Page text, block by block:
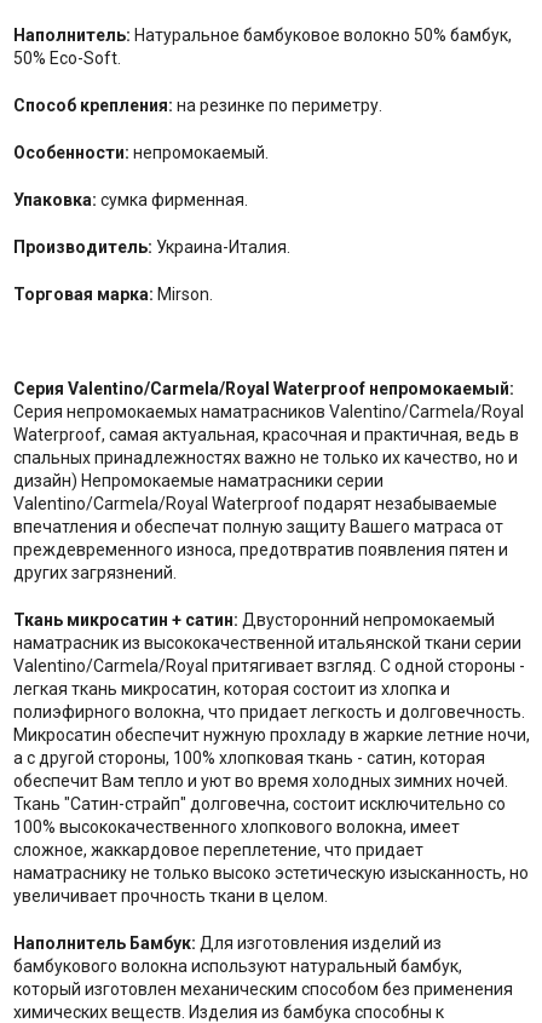
Наполнитель: Натуральное бамбуковое волокно 50% бамбук,
50% Eco-Soft.
Способ крепления: на резинке по периметру.
Особенности: непромокаемый.
Упаковка: сумка фирменная.
Производитель: Украина-Италия.
Торговая марка: Mirson.
Серия Valentino/Carmela/Royal Waterproof непромокаемый:
Серия непромокаемых наматрасников Valentino/Carmela/Royal
Waterproof, самая актуальная, красочная и практичная, ведь в
спальных принадлежностях важно не только их качество, но и
дизайн) Непромокаемые наматрасники серии
Valentino/Carmela/Royal Waterproof подарят незабываемые
впечатления и обеспечат полную защиту Вашего матраса от
преждевременного износа, предотвратив появления пятен и
других загрязнений.
Ткань микросатин + сатин: Двусторонний непромокаемый
наматрасник из высококачественной итальянской ткани серии
Valentino/Carmela/Royal притягивает взгляд. С одной стороны -
легкая ткань микросатин, которая состоит из хлопка и
полиэфирного волокна, что придает легкость и долговечность.
Микросатин обеспечит нужную прохладу в жаркие летние ночи,
а с другой стороны, 100% хлопковая ткань - сатин, которая
обеспечит Вам тепло и уют во время холодных зимних ночей.
Ткань "Сатин-страйп" долговечна, состоит исключительно со
100% высококачественного хлопкового волокна, имеет
сложное, жаккардовое переплетение, что придает
наматраснику не только высоко эстетическую изысканность, но
увеличивает прочность ткани в целом.
Наполнитель Бамбук: Для изготовления изделий из
бамбукового волокна используют натуральный бамбук,
который изготовлен механическим способом без применения
химических веществ. Изделия из бамбука способны к